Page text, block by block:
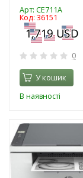
Арт: CE711A
Код: 36151
0
У кошик
В наявності